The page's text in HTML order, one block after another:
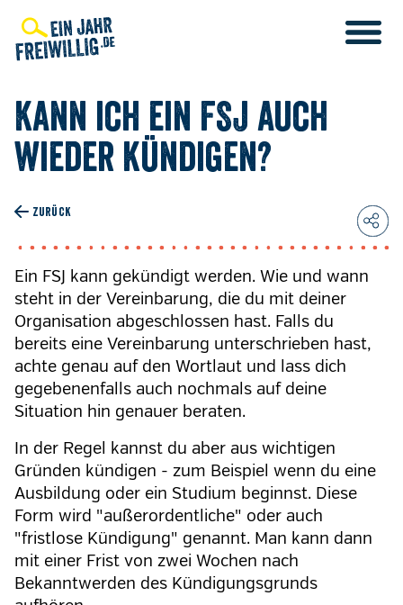
zum
Inhalt
Kann ich ein FSJ auch
wieder kündigen?
ZURÜCK
Ein FSJ kann gekündigt werden. Wie und wann
steht in der Vereinbarung, die du mit deiner
Organisation abgeschlossen hast. Falls du
bereits eine Vereinbarung unterschrieben hast,
achte genau auf den Wortlaut und lass dich
gegebenenfalls auch nochmals auf deine
Situation hin genauer beraten.
In der Regel kannst du aber aus wichtigen
Gründen kündigen - zum Beispiel wenn du eine
Ausbildung oder ein Studium beginnst. Diese
Form wird "außerordentliche" oder auch
"fristlose Kündigung" genannt. Man kann dann
mit einer Frist von zwei Wochen nach
Bekanntwerden des Kündigungsgrunds